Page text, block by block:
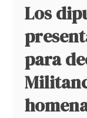
Los
para